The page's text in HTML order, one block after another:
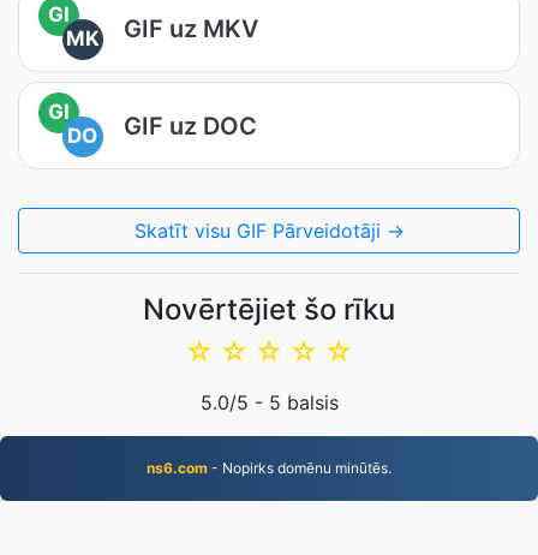
GI
MK
GIF uz MKV
GI
DO
GIF uz DOC
Skatīt visu GIF Pārveidotāji →
Novērtējiet šo rīku
☆
☆
☆
☆
☆
5.0/5 - 5 balsis
ns6.com - Nopirks domēnu minūtēs.